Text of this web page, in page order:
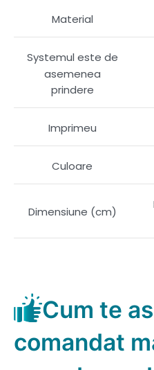
Material
Systemul este de
asemenea
prindere
Imprimeu
Culoare
Dimensiune (cm)
Cum te
comandat